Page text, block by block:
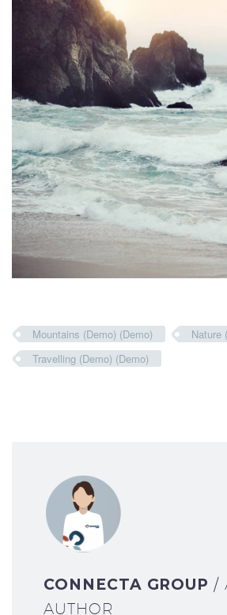
Mountains (Demo) (Demo)
Nature
Travelling (Demo) (Demo)
CONNECTA GROUP/
AUTHOR